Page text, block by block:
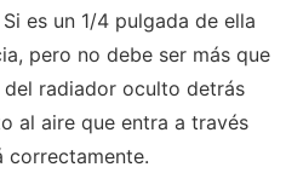
es un 1/4 pulgada de ella
pero no debe ser más que
radiador oculto detrás
al aire que entra a través
correctamente.